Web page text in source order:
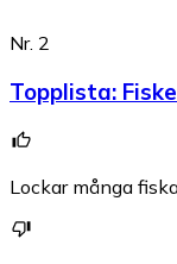
Nr. 2
Topplista:
Lockar många